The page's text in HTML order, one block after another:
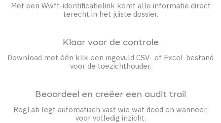
Met een Wwft-identificatielink komt alle informatie direct
terecht in het juiste dossier.
Klaar voor de controle
Download met één klik een ingevuld CSV- of Excel-bestand
voor de toezichthouder.
Beoordeel en creëer een audit trail
RegLab legt automatisch vast wie wat deed en wanneer,
voor volledig inzicht.